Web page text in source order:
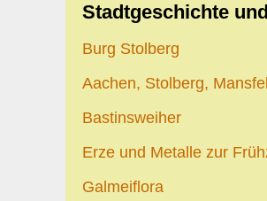
Stadtgeschichte
Burg Stolberg
Aachen, Stolberg,
Bastinsweiher
Erze und Metalle zur
Galmeiflora